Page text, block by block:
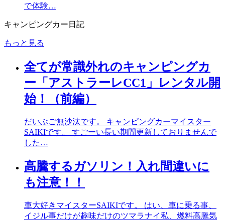
で体験…
キャンピングカー日記
もっと見る
全てが常識外れのキャンピングカ
ー「アストラーレCC1」レンタル開
始！（前編）
だいぶご無沙汰です。 キャンピングカーマイスター
SAIKIです。 すごーい長い期間更新しておりませんで
した…
高騰するガソリン！入れ間違いに
も注意！！
車大好きマイスターSAIKIです。 はい、車に乗る事、
イジル事だけが趣味だけのツマラナイ私、燃料高騰気